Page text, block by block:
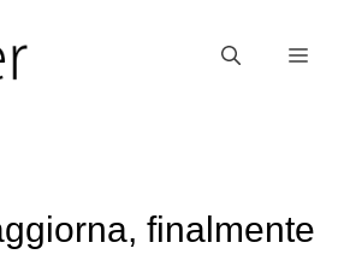
finalmente